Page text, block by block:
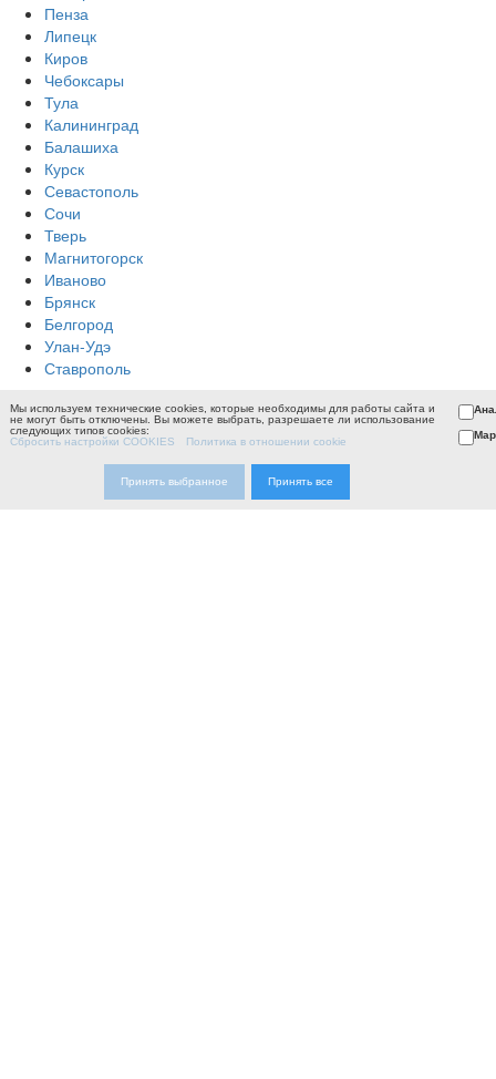
Пенза
Липецк
Киров
Чебоксары
Тула
Калининград
Балашиха
Курск
Севастополь
Сочи
Тверь
Магнитогорск
Иваново
Брянск
Белгород
Улан-Удэ
Ставрополь
Мы используем технические cookies, которые необходимы для работы сайта и
не могут быть отключены. Вы можете выбрать, разрешаете ли использование
следующих типов cookies:
Сбросить настройки COOKIES
Политика в отношении cookie
Принять выбранное Принять все